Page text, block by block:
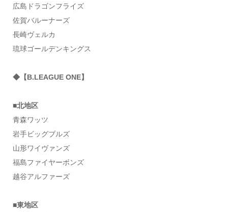
広島ドラゴンフライズ
佐賀バルーナーズ
長崎ヴェルカ
琉球ゴールデンキングス
◆【B.LEAGUE ONE】
■北地区
青森ワッツ
岩手ビッグブルズ
山形ワイヴァンズ
福島ファイヤーボンズ
越谷アルファーズ
■東地区